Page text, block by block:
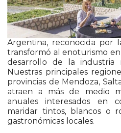
Argentina, reconocida por
transformó al enoturismo
desarrollo de la industria
Nuestras principales
provincias de Mendoza,
atraen a más de medio
anuales interesados ​​en
maridar tintos, blancos o
gastronómicas locales.